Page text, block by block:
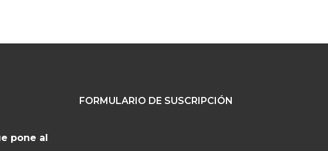
pone al
FORMULARIO DE SUSCRIPCIÓN